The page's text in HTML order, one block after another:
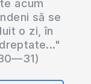
acum
să se
o zi, în